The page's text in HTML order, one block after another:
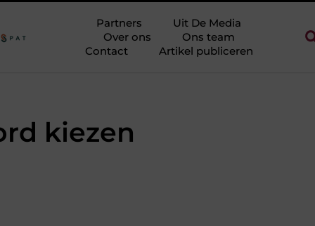
Partners
Uit De Media
Over ons
Ons team
Contact
Artikel publiceren
kiezen